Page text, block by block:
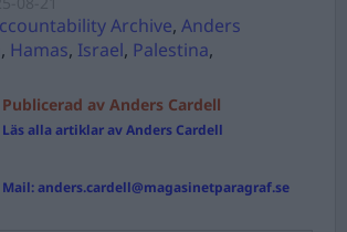
Archive, Anders
, Hamas, Israel, Palestina,
Publicerad av Anders Cardell
Läs alla artiklar av Anders Cardell
Mail:anders.cardell@magasinetparagraf.se